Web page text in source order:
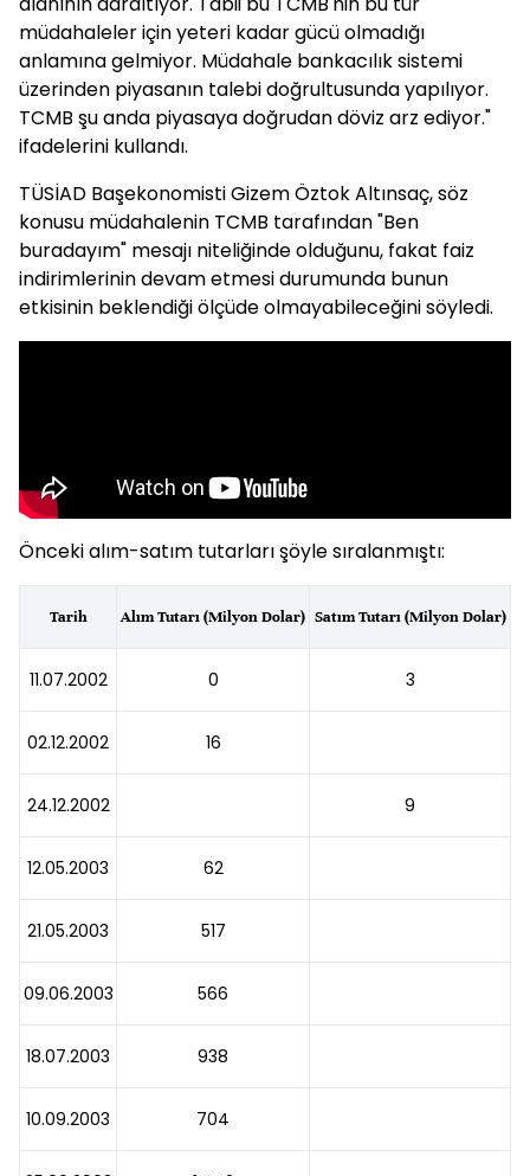
müdahaleler için yeteri kadar gücü olmadığı
anlamına gelmiyor. Müdahale bankacılık sistemi
üzerinden piyasanın talebi doğrultusunda yapılıyor.
TCMB şu anda piyasaya doğrudan döviz arz ediyor."
ifadelerini kullandı.
TÜSİAD Başekonomisti Gizem Öztok Altınsaç, söz
konusu müdahalenin TCMB tarafından "Ben
buradayım" mesajı niteliğinde olduğunu, fakat faiz
indirimlerinin devam etmesi durumunda bunun
etkisinin beklendiği ölçüde olmayabileceğini söyledi.
Önceki alım-satım tutarları şöyle sıralanmıştı:
Tarih Alım Tutarı (Milyon Dolar) Satım Tutarı (Milyon Dolar)
11.07.2002 0 3
02.12.2002 16
24.12.2002 9
12.05.2003 62
21.05.2003 517
09.06.2003 566
18.07.2003 938
10.09.2003 704